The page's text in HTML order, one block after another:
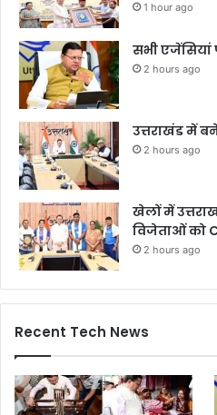
1 hour ago
सभी एजेंसियां
2 hours ago
उत्तराखंड में
2 hours ago
खेलों में
विजेताओं को
2 hours ago
Recent Tech News